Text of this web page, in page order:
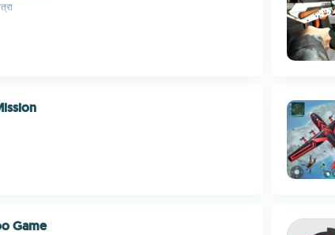
Game